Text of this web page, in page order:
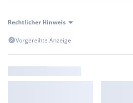
Rechtlicher Hinweis
Vorgereihte Anzeige